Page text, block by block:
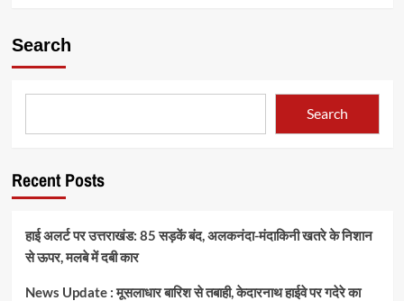
Search
Search
Recent Posts
हाई अलर्ट पर उत्तराखंड: 85 सड़कें बंद, अलकनंदा-मंदाकिनी खतरे के निशान
से ऊपर, मलबे में दबी कार
News Update : मूसलाधार बारिश से तबाही, केदारनाथ हाईवे पर गदेरे का